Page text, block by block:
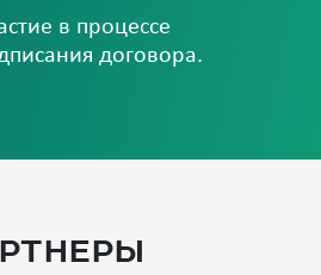
в процессе
договора.